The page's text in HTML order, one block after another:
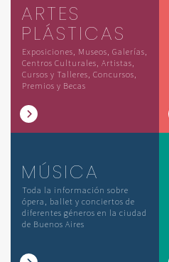
ARTES
PLÁSTICAS
Exposiciones, Museos, Galerías,
Centros Culturales, Artistas,
Cursos y Talleres, Concursos,
Premios y Becas
MÚSICA
Toda la información sobre
ópera, ballet y conciertos de
diferentes géneros en la ciudad
de Buenos Aires